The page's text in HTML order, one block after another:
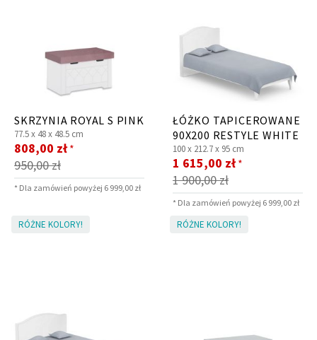
SKRZYNIA ROYAL S PINK
77.5 x 48 x 48.5 cm
950,00 zł
Cena
promocyjna
808,00 zł *
* Dla zamówień powyżej 6 999,00 zł
ŁÓŻKO TAPICEROWANE
90X200 RESTYLE WHITE
100 x 212.7 x 95 cm
1 900,00 zł
Cena
promocyjna
1 615,00 zł *
* Dla zamówień powyżej 6 999,00 zł
RÓŻNE KOLORY! RÓŻNE KOLORY!